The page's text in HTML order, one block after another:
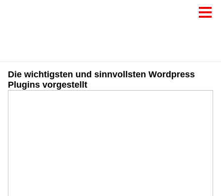
Die wichtigsten und sinnvollsten Wordpress
Plugins vorgestellt